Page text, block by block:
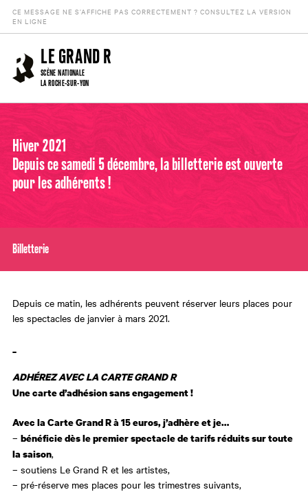
CE MESSAGE NE S’AFFICHE PAS CORRECTEMENT ? CONSULTEZ LA VERSION
EN LIGNE
LE GRAND R
SCÈNE NATIONALE
LA ROCHE-SUR-YON
Hiver 2021
Depuis ce samedi 5 décembre, la billetterie est ouverte
pour les adhérents !
Billetterie
Depuis ce matin, les adhérents peuvent réserver leurs places pour
les spectacles de janvier à mars 2021.
ADHÉREZ AVEC LA CARTE GRAND R
Une carte d’adhésion sans engagement !
Avec la Carte Grand R à 15 euros, j’adhère et je…
– bénéficie dès le premier spectacle de tarifs réduits sur toute
la saison,
– soutiens Le Grand R et les artistes,
– pré-réserve mes places pour les trimestres suivants,